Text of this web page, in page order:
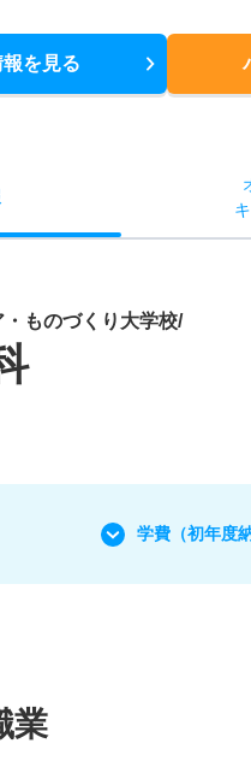
を見る
ものづくり大学校/
学費 （初年度
業